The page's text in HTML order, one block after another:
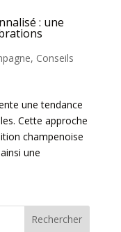
: une
, Conseils
une tendance
Cette approche
champenoise
une
Rechercher